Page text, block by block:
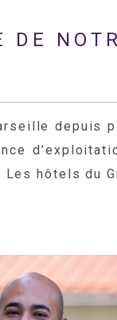
DE
depuis
Les hôtels du